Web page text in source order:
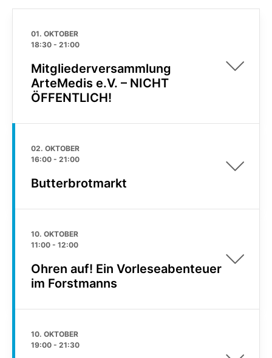
01. OKTOBER
18:30 - 21:00
Mitgliederversammlung
ArteMedis e.V. – NICHT
ÖFFENTLICH!
02. OKTOBER
16:00 - 21:00
Butterbrotmarkt
10. OKTOBER
11:00 - 12:00
Ohren auf! Ein Vorleseabenteuer
im Forstmanns
10. OKTOBER
19:00 - 21:30